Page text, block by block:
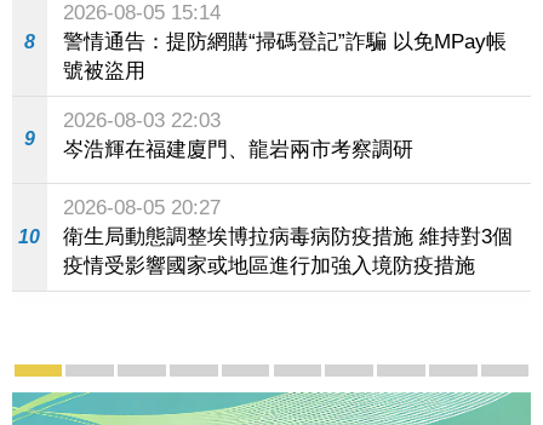
8
2026-08-05 15:14
警情通告：提防網購“掃碼登記”詐騙 以免MPay帳
號被盜用
9
2026-08-03 22:03
岑浩輝在福建廈門、龍岩兩市考察調研
10
2026-08-05 20:27
衛生局動態調整埃博拉病毒病防疫措施 維持對3個
疫情受影響國家或地區進行加強入境防疫措施
宣傳及推廣
賡續中葡傳統友誼 續寫“一國兩制”新篇章 — 澳門“一
澳門名片集
行政長官岑浩輝11月18日發表2026年施
施政特寫澳門特別行政區經濟和社會發
橫琴粵澳深度合作區專題
施政小講堂
走進澳門
澳門相
《